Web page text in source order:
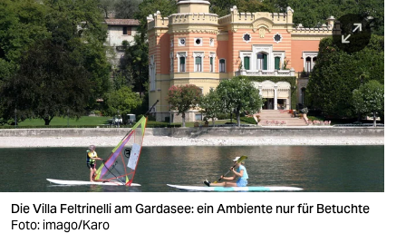
sport
berlin
nord
wahrheit
verlag
verlag
Die Villa Feltrinelli am Gardasee: ein Ambiente nur für Betuchte
Foto: imago/Karo